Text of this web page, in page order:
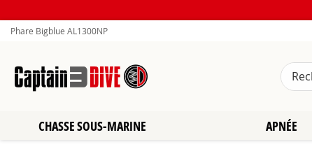
Phare Bigblue AL1300NP
CHASSE SOUS-MARINE APNÉE